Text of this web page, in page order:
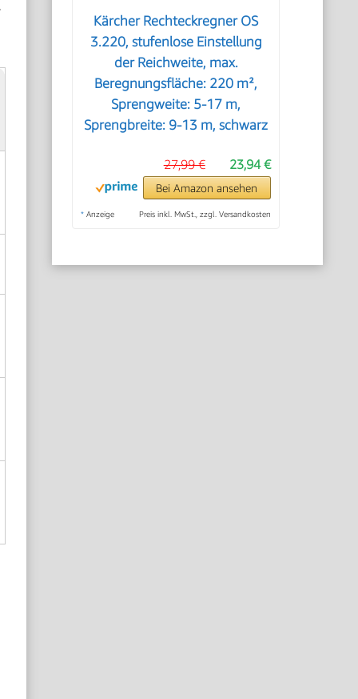
Kärcher Rechteckregner OS
3.220, stufenlose Einstellung
der Reichweite, max.
Beregnungsfläche: 220 m²,
Sprengweite: 5-17 m,
Sprengbreite: 9-13 m, schwarz
23,94 €
27,99 €
Bei Amazon ansehen
* Anzeige Preis inkl. MwSt., zzgl. Versandkosten